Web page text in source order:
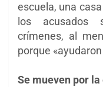
escuela, una
los acusados
crímenes, al
porque
Se mueven por